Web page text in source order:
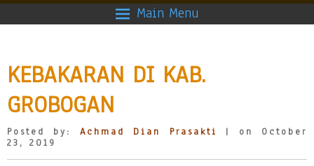
Main Menu
KEBAKARAN DI KAB.
GROBOGAN
Posted by: Achmad Dian Prasakti
| on October
23, 2019